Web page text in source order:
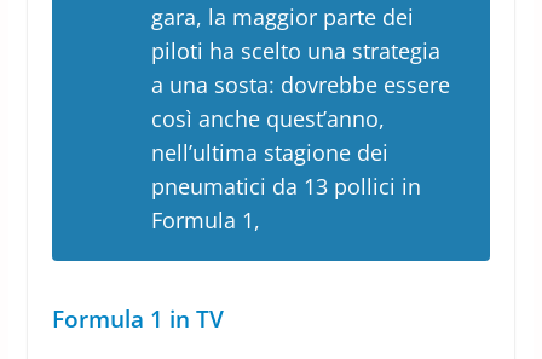
gara, la maggior parte dei
piloti ha scelto una strategia
a una sosta: dovrebbe essere
così anche quest’anno,
nell’ultima stagione dei
pneumatici da 13 pollici in
Formula 1,
Formula 1 in TV